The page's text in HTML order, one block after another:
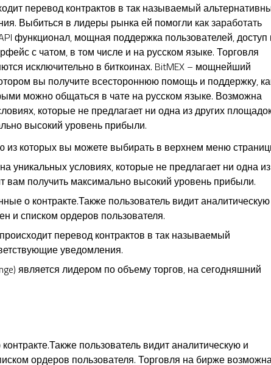
перевод контрактов в так называемый
Выбиться в лидеры рынка ей помогли как заработать
функционал, мощная поддержка пользователей, доступ
с чатом, в том числе и на русском языке. Торговля
исключительно в биткоинах. BitMEX – мощнейший
вы получите всестороннюю помощь и поддержку,
можно общаться в чате на русском языке. Возможна
которые не предлагает ни одна из других
высокий уровень прибыли.
из которых вы можете выбирать в верхнем меню
условиях, которые не предлагает ни одна из
получить максимально высокий уровень прибыли.
о контракте.Также пользователь видит
и списком ордеров пользователя.
перевод контрактов в так называемый
уведомления.
является лидером по объему торгов, на сегодняшний
пользователь видит аналитическую и
ордеров пользователя. Торговля на бирже